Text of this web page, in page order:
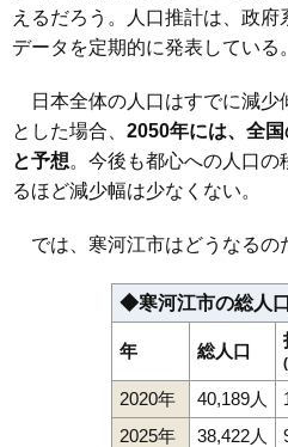
えるだろう。人口推計は、政
データを定期的に発表している。
日本全体の人口はすでに減少
とした場合、 2050年には、全
と予想。今後も都心への人口
るほど減少幅は少なくない。
では、寒河江市はどうなるの
◆寒河江市の総人
年 総人口
2020年 40,189人
2025年
38,422人